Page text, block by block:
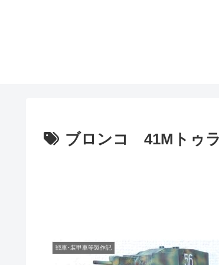
ブロンコ 41Mトゥ
戦車･装甲車等製作記